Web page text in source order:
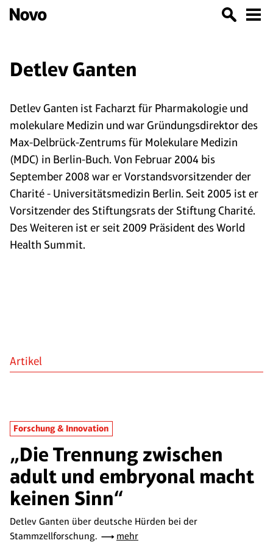
Detlev Ganten
Detlev Ganten ist Facharzt für Pharmakologie und
molekulare Medizin und war Gründungsdirektor des
Max-Delbrück-Zentrums für Molekulare Medizin
(MDC) in Berlin-Buch. Von Februar 2004 bis
September 2008 war er Vorstandsvorsitzender der
Charité - Universitätsmedizin Berlin. Seit 2005 ist er
Vorsitzender des Stiftungsrats der Stiftung Charité.
Des Weiteren ist er seit 2009 Präsident des World
Health Summit.
Artikel
Forschung & Innovation
„Die Trennung zwischen
adult und embryonal macht
keinen Sinn“
Detlev Ganten über deutsche Hürden bei der
Stammzellforschung.
mehr